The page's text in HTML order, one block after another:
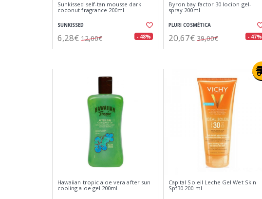
Sunkissed self-tan mousse dark
coconut fragrance 200ml
SUNKISSED
6,28€ 12,00€ - 48%
Byron bay factor 30 locion gel-
spray 200ml
PLURI COSMÉTICA
20,67€ 39,00€ - 47%
Hawaiian tropic aloe vera after sun
cooling aloe gel 200ml
Capital Soleil Leche Gel Wet Skin
Spf30 200 ml